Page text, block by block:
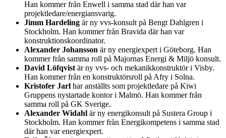
Han kommer från Enwell i samma stad där han var
projektledare/energiansvarig.
Jimm Hardeling är ny vvs-konsult på Bengt Dahlgren i
Stockholm. Han kommer från Bravida där han var
konstruktionskoordinator.
Alexander Johansson är ny energiexpert i Göteborg. Han
kommer från samma roll på Majornas Energi & Miljö konsult.
David Löfqvistär ny vvs- och mekanikkonstruktör i Visby.
Han kommer från en konstruktörsroll på Afry i Solna.
Kristofer Jarl har anställts som projektledare på Kiwi
Gruppens nystartade kontor i Malmö. Han kommer från
samma roll på GK Sverige.
Alexander Widahl är ny energikonsult på Sustera Group i
Stockholm. Han kommer från Energikompetens i samma stad
där han var energiexpert.